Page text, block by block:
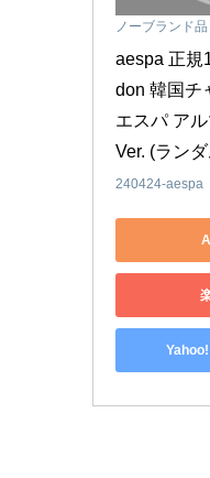
ノーブランド品
aespa 正規
don 韓国チ
エスパ ア
Ver. (ラン
240424-aespa